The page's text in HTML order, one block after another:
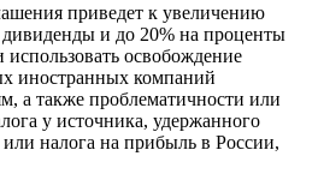
приведет к увеличению
дивиденды и до 20% на проценты
освобождение
иностранных компаний
а также проблематичности или
у источника, удержанного
налога на прибыль в России,